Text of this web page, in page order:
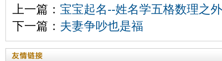
上一篇： 宝宝起名--姓名学五格数理之
下一篇： 夫妻争吵也是福